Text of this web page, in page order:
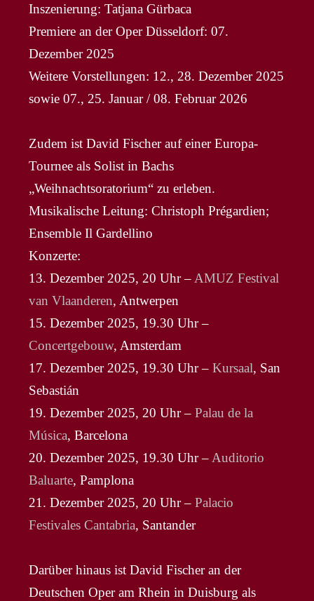
Inszenierung: Tatjana Gürbaca
Premiere an der Oper Düsseldorf: 07.
Dezember 2025
Weitere Vorstellungen: 12., 28. Dezember 2025
sowie 07., 25. Januar / 08. Februar 2026
Zudem ist David Fischer auf einer Europa-
Tournee als Solist in Bachs
„Weihnachtsoratorium“ zu erleben.
Musikalische Leitung: Christoph Prégardien;
Ensemble Il Gardellino
Konzerte:
13. Dezember 2025, 20 Uhr – AMUZ Festival
van Vlaanderen, Antwerpen
15. Dezember 2025, 19.30 Uhr –
Concertgebouw, Amsterdam
17. Dezember 2025, 19.30 Uhr –Kursaal, San
Sebastián
19. Dezember 2025, 20 Uhr –Palau de la
Música, Barcelona
20. Dezember 2025, 19.30 Uhr – Auditorio
Baluarte, Pamplona
21. Dezember 2025, 20 Uhr –Palacio
Festivales Cantabria, Santander
Darüber hinaus ist David Fischer an der
Deutschen Oper am Rhein in Duisburg als